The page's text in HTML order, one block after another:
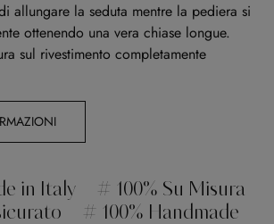
allungare la seduta mentre la pediera si
ottenendo una vera chiase longue.
sul rivestimento completamente
in Italy
# 100% Su Misura
# 100% Handmade